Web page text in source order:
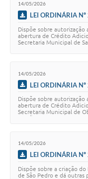
14/05/2026
LEI ORDINÁRIA
Dispõe sobre
abertura de Crédito
Secretaria Municipal de
14/05/2026
LEI ORDINÁRIA
Dispõe sobre
abertura de Crédito
Secretaria Municipal de
14/05/2026
LEI ORDINÁRIA
Dispõe sobre a criação
de São Pedro e dá outras